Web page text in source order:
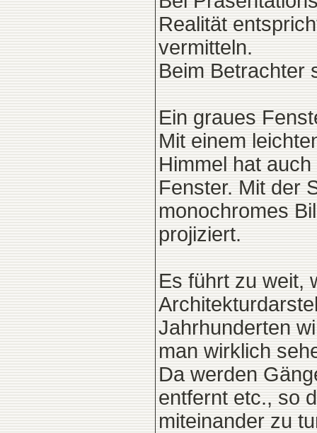
Realität
vermitteln.
Beim Betrachter
Ein graues
Mit einem
Himmel hat
Fenster. Mit der
monochromes
projiziert.
Es führt zu weit,
Jahrhunderten
man wirklich
Da werden
entfernt etc., so
miteinander zu